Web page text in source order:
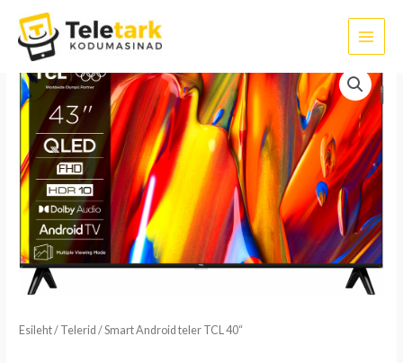
content
Esileht/ Telerid / Smart Android teler TCL 40“
Smart
Android
teler
TCL
40``
kogus